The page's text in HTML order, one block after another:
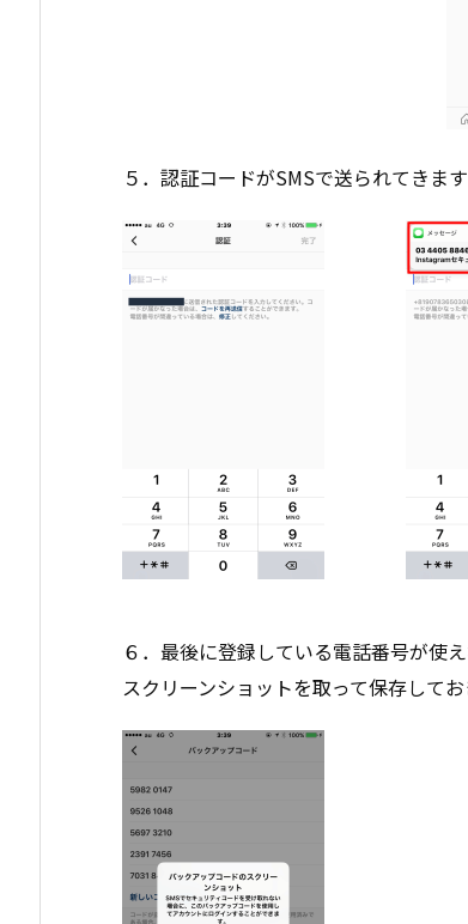
５．認証コードがSMSで送られてきま
６．最後に登録している電話番号が使
スクリーンショットを取って保存してお